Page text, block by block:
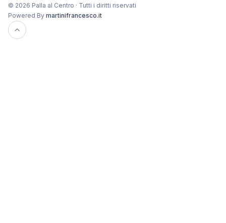
© 2026 Palla al Centro · Tutti i diritti riservati
Powered By martinifrancesco.it